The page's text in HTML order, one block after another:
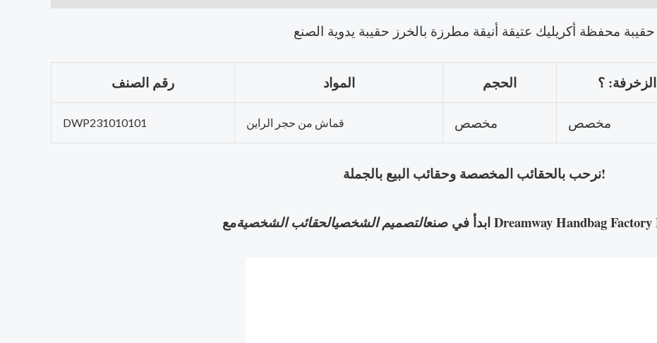
حقيبة محفظة أكريليك عتيقة أنيقة مطرزة بالخرز حقيبة يدوية الصنع
رقم الصنف المواد الحجم الزخرفة: ؟
DWP231010101 قماش من حجر الراين مخصص مخصص
نرحب بالحقائب المخصصة وحقائب البيع بالجملة!
ابدأ في صنعالتصميم الشخصيالحقائب الشخصية